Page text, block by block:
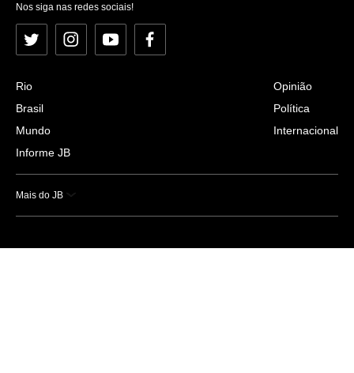
Nos siga nas redes sociais!
Twitter InstagramYouTubeFacebook
Rio
Brasil
Mundo
Informe JB
Opinião
Política
Internacional
Mais do JB
Esportes